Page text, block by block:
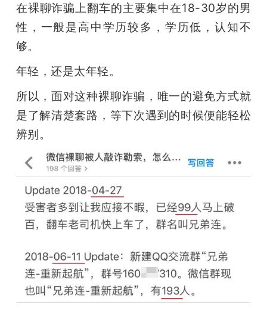
在裸聊诈骗上翻车的主要集中在18-30岁的男
性，一般是高中学历较多，学历低，认知不
够。
年轻，还是太年轻。
所以，面对这种裸聊诈骗，唯一的避免方式就
是了解清楚套路，等下次遇到的时候便能轻松
辨别。